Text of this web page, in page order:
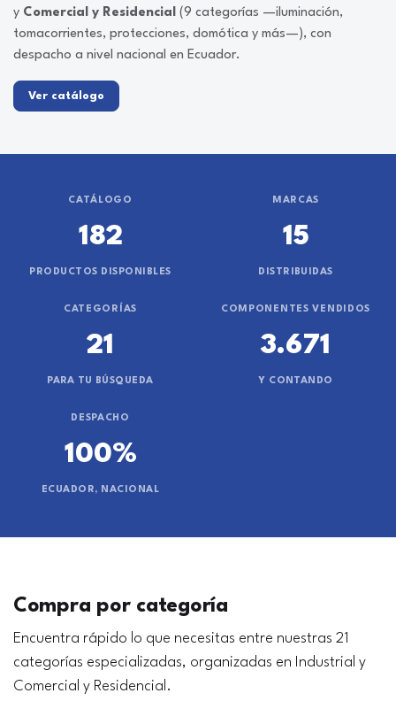
y Comercial y Residencial (9 categorías —iluminación,
tomacorrientes, protecciones, domótica y más—), con
despacho a nivel nacional en Ecuador.
Ver catálogo
CATÁLOGO
182
PRODUCTOS DISPONIBLES
MARCAS
15
DISTRIBUIDAS
CATEGORÍAS
21
PARA TU BÚSQUEDA
COMPONENTES VENDIDOS
3.671
Y CONTANDO
DESPACHO
100%
ECUADOR, NACIONAL
Compra por categoría
Encuentra rápido lo que necesitas entre nuestras 21
categorías especializadas, organizadas en Industrial y
Comercial y Residencial.